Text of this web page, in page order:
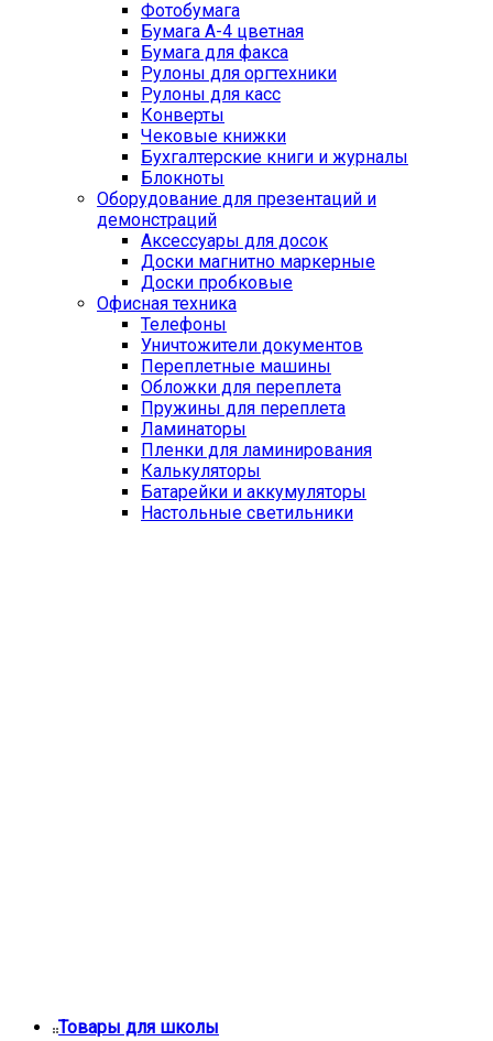
Фотобумага
Бумага А-4 цветная
Бумага для факса
Рулоны для оргтехники
Рулоны для касс
Конверты
Чековые книжки
Бухгалтерские книги и журналы
Блокноты
Оборудование для презентаций и
демонстраций
Аксессуары для досок
Доски магнитно маркерные
Доски пробковые
Офисная техника
Телефоны
Уничтожители документов
Переплетные машины
Обложки для переплета
Пружины для переплета
Ламинаторы
Пленки для ламинирования
Калькуляторы
Батарейки и аккумуляторы
Настольные светильники
Товары для школы